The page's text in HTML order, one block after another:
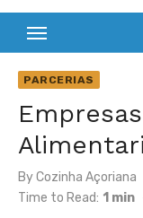
PARCERIAS
ByCozinha Açoriana
Time to Read: 1 min